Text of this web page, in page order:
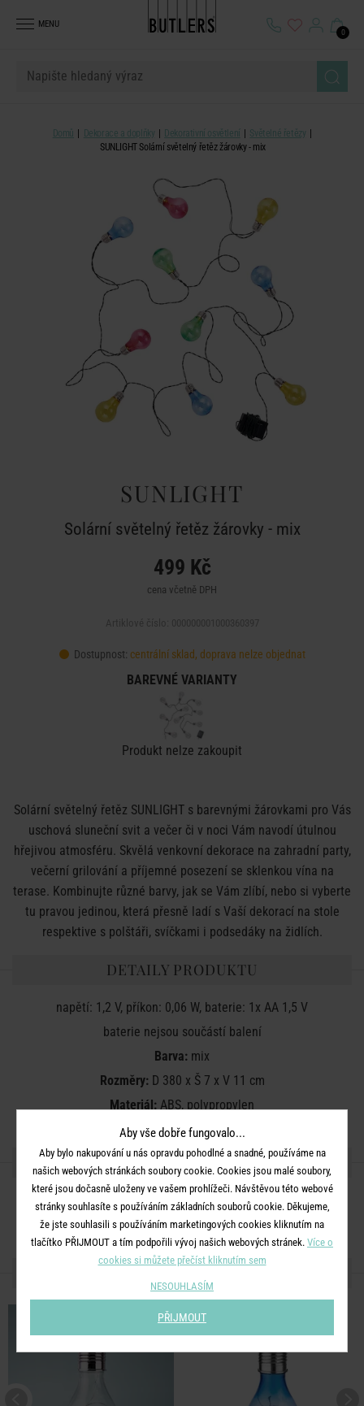
MENU
0
Domů Dekorace a doplňky Dekorativní osvětlení
Světelné řetězy
SUNLIGHT Solární světelný řetěz žárovky - mix
SUNLIGHT
Solární světelný řetěz žárovky - mix
499 Kč
cena včetně DPH
Dostupnost: centrální sklad, doprava nelze objednat
BAREVNÉ VARIANTY
Produkt nelze zakoupit
Solární světelný řetěz SUNLIGHT s barevnými žárovkami pro Vás
uschová sluneční svit a večer či v noci Vám navodí útulnou
hřejivou atmosféru. Skvělá venkovní dekorace na zahradní party,
večerní grilování a příjemné posezení se sklenkou vína na
terase. Kombinujte různé barvy, jak se Vám zlíbí, nebo si vyberte
tu pravou jedinou, která přesně ladí s Vaší dekorací na stole
respektive s polštáři, svíčkami i podsedáky na židlích.
DETAILY PRODUKTU
napětí: 1,2 V, příkon: 0,06 W, baterie: 1x AA 1,5 V
baterie nejsou součástí balení
Barva: mix
Rozměry:D 380 x Š 7 x V 11 cm
Materiál: ABS, polypropylen
SDÍLEJTE S PŘÁTELI
DALŠÍ PRODUKTY ZE SÉRIE
Aby vše dobře fungovalo...
Aby bylo nakupování u nás opravdu pohodlné a snadné, používáme na
našich webových stránkách soubory cookie. Cookies jsou malé soubory,
které jsou dočasně uloženy ve vašem prohlížeči. Návštěvou této webové
stránky souhlasíte s používáním základních souborů cookie. Děkujeme,
že jste souhlasili s používáním marketingových cookies kliknutím na
tlačítko PŘIJMOUT a tím podpořili vývoj našich webových stránek. Více o
cookies si můžete přečíst kliknutím sem
NESOUHLASÍM
PŘIJMOUT